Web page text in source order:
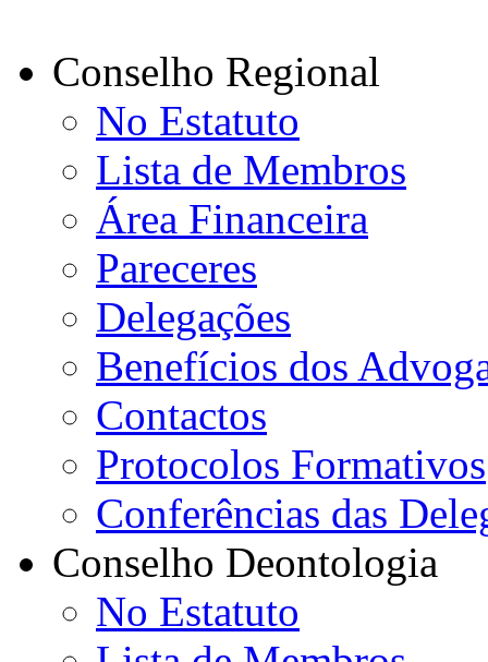
Conselho Regional
No Estatuto
Lista de Membros
Área Financeira
Pareceres
Delegações
Benefícios dos
Contactos
Protocolos Formativos
Conferências das
Conselho Deontologia
No Estatuto